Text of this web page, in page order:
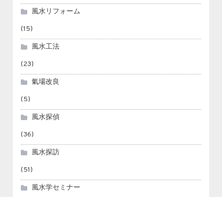
風水リフォーム
(15)
風水工法
(23)
氣場改良
(5)
風水探偵
(36)
風水探訪
(51)
風水学セミナー